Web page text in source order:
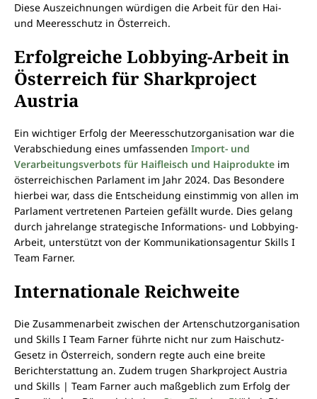
Diese Auszeichnungen würdigen die Arbeit für den Hai-
und Meeresschutz in Österreich.
Erfolgreiche Lobbying-Arbeit in
Österreich für Sharkproject
Austria
Ein wichtiger Erfolg der Meeresschutzorganisation war die
Verabschiedung eines umfassenden Import- und
Verarbeitungsverbots für Haifleisch und Haiprodukte im
österreichischen Parlament im Jahr 2024. Das Besondere
hierbei war, dass die Entscheidung einstimmig von allen im
Parlament vertretenen Parteien gefällt wurde. Dies gelang
durch jahrelange strategische Informations- und Lobbying-
Arbeit, unterstützt von der Kommunikationsagentur Skills I
Team Farner.
Internationale Reichweite
Die Zusammenarbeit zwischen der Artenschutzorganisation
und Skills I Team Farner führte nicht nur zum Haischutz-
Gesetz in Österreich, sondern regte auch eine breite
Berichterstattung an. Zudem trugen Sharkproject Austria
und Skills | Team Farner auch maßgeblich zum Erfolg der